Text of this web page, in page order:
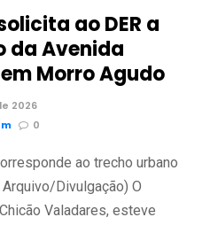
ao DER a
da Avenida
Morro Agudo
2026
0
ao trecho urbano
Divulgação) O
Valadares, esteve